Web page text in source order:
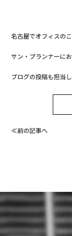
名古屋でオフィスの
サン・プランナーに
ブログの投稿も担当
≪前の記事へ